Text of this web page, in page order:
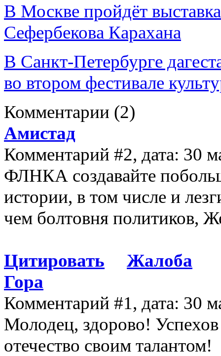
В Москве пройдёт
Сефербекова Карахана
В Санкт-Петербурге
во втором фестивале
Комментарии (2)
Амистад
Комментарий #2, дата: 30
ФЛНКА создавайте
истории, в том числе и
чем болтовня политиков,
Цитировать
Жалоба
Гора
Комментарий #1, дата: 30
Молодец, здорово!
отечество своим талантом!